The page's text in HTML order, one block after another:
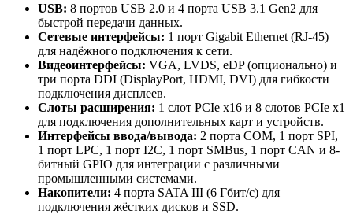
USB: 8 портов USB 2.0 и 4 порта USB 3.1 Gen2 для
быстрой передачи данных.
Сетевые интерфейсы: 1 порт Gigabit Ethernet (RJ-45)
для надёжного подключения к сети.
Видеоинтерфейсы: VGA, LVDS, eDP (опционально) и
три порта DDI (DisplayPort, HDMI, DVI) для гибкости
подключения дисплеев.
Слоты расширения: 1 слот PCIe x16 и 8 слотов PCIe x1
для подключения дополнительных карт и устройств.
Интерфейсы ввода/вывода: 2 порта COM, 1 порт SPI,
1 порт LPC, 1 порт I2C, 1 порт SMBus, 1 порт CAN и 8-
битный GPIO для интеграции с различными
промышленными системами.
Накопители: 4 порта SATA III (6 Гбит/с) для
подключения жёстких дисков и SSD.